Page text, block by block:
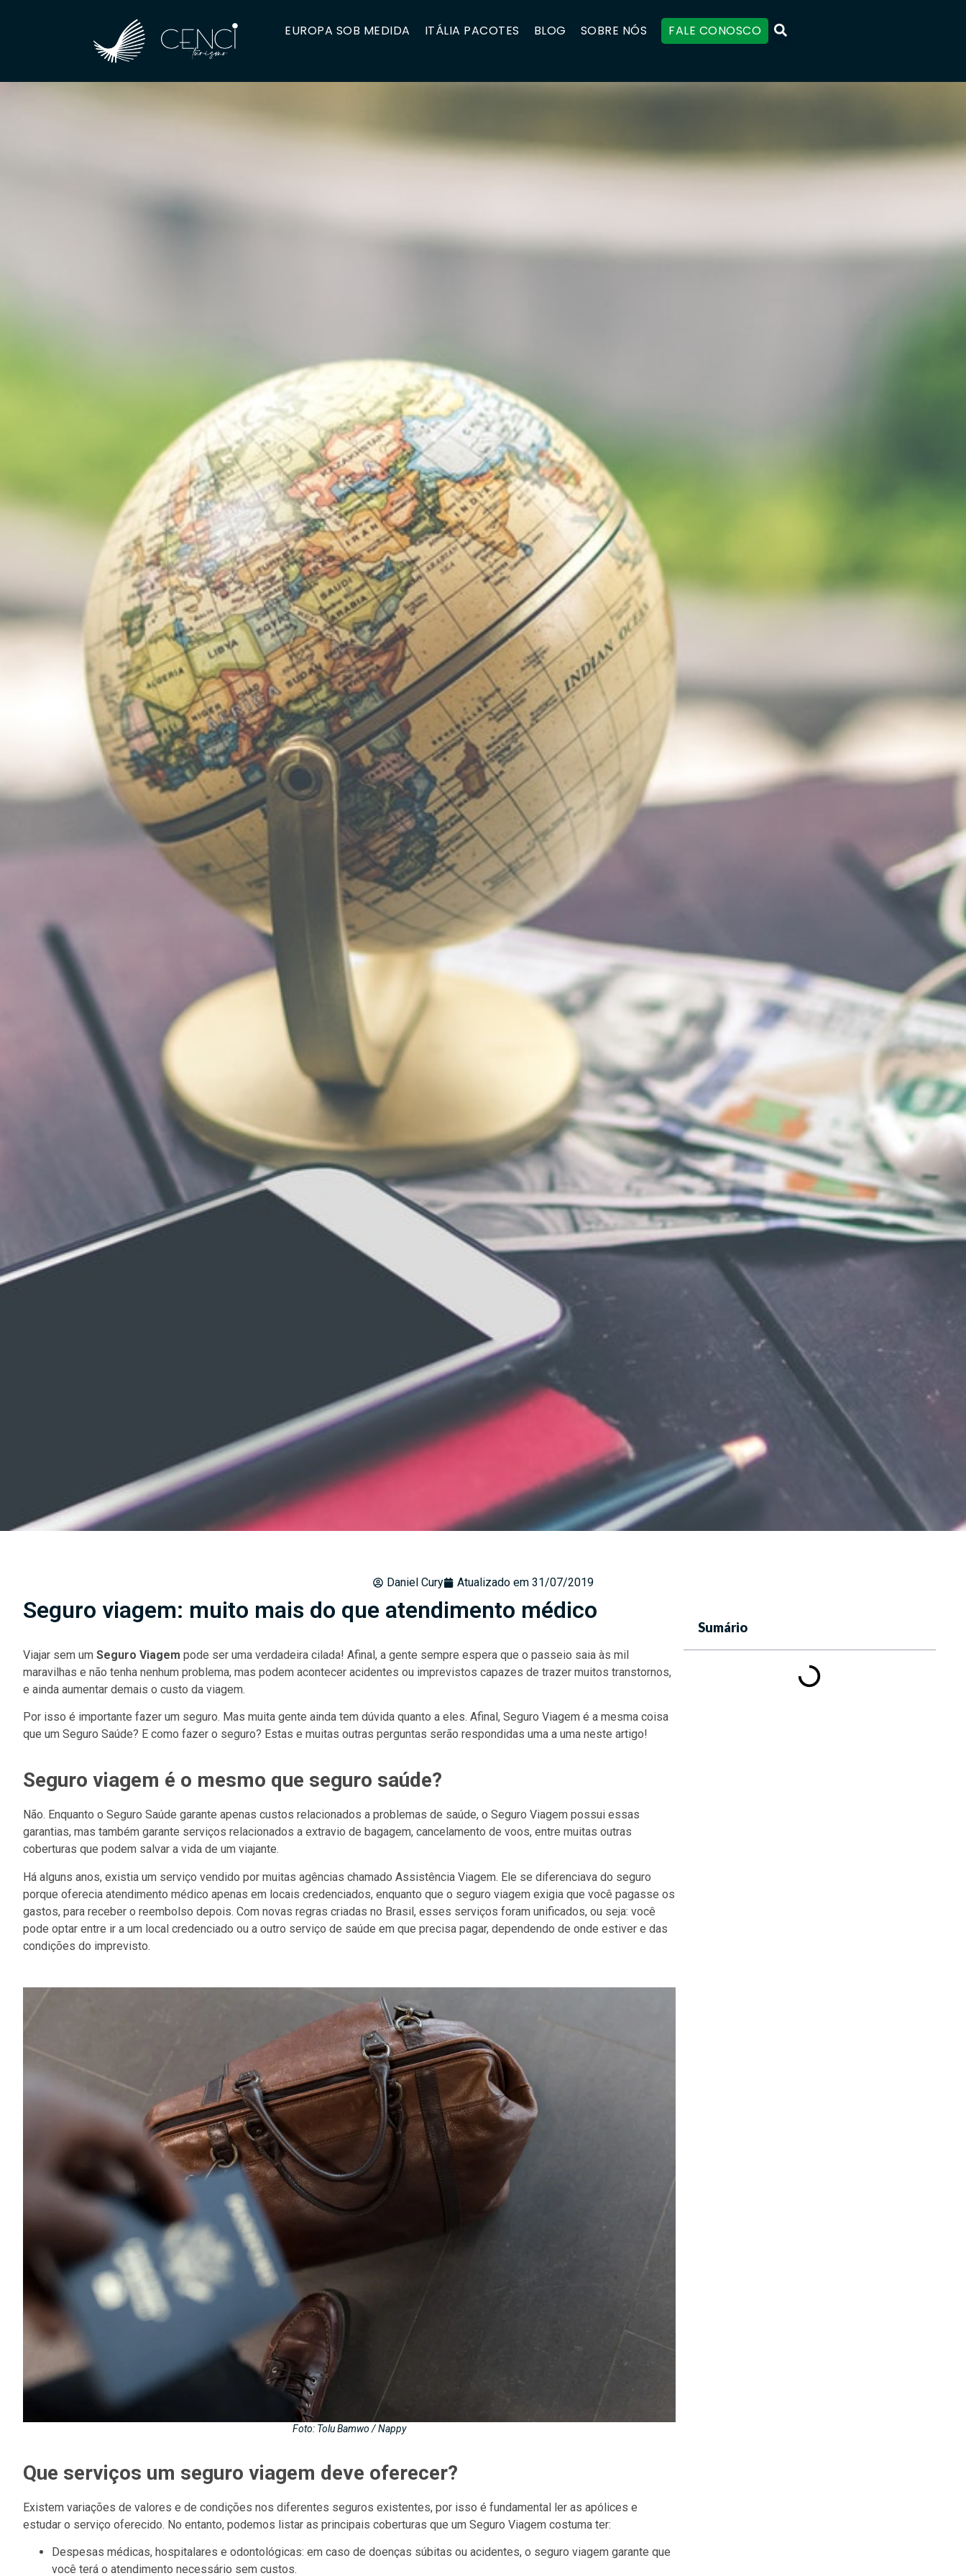
EUROPA SOB MEDIDA ITÁLIA PACOTES BLOG SOBRE NÓS FALE CONOSCO
Daniel Cury Atualizado em 31/07/2019
Seguro viagem: muito mais do que atendimento médico
Viajar sem um Seguro Viagem pode ser uma verdadeira cilada! Afinal, a gente sempre espera que o passeio saia às mil
maravilhas e não tenha nenhum problema, mas podem acontecer acidentes ou imprevistos capazes de trazer muitos transtornos,
e ainda aumentar demais o custo da viagem.
Por isso é importante fazer um seguro. Mas muita gente ainda tem dúvida quanto a eles. Afinal, Seguro Viagem é a mesma coisa
que um Seguro Saúde? E como fazer o seguro? Estas e muitas outras perguntas serão respondidas uma a uma neste artigo!
Seguro viagem é o mesmo que seguro saúde?
Não. Enquanto o Seguro Saúde garante apenas custos relacionados a problemas de saúde, o Seguro Viagem possui essas
garantias, mas também garante serviços relacionados a extravio de bagagem, cancelamento de voos, entre muitas outras
coberturas que podem salvar a vida de um viajante.
Há alguns anos, existia um serviço vendido por muitas agências chamado Assistência Viagem. Ele se diferenciava do seguro
porque oferecia atendimento médico apenas em locais credenciados, enquanto que o seguro viagem exigia que você pagasse os
gastos, para receber o reembolso depois. Com novas regras criadas no Brasil, esses serviços foram unificados, ou seja: você
pode optar entre ir a um local credenciado ou a outro serviço de saúde em que precisa pagar, dependendo de onde estiver e das
condições do imprevisto.
Foto: Tolu Bamwo / Nappy
Que serviços um seguro viagem deve oferecer?
Existem variações de valores e de condições nos diferentes seguros existentes, por isso é fundamental ler as apólices e
estudar o serviço oferecido. No entanto, podemos listar as principais coberturas que um Seguro Viagem costuma ter:
Despesas médicas, hospitalares e odontológicas: em caso de doenças súbitas ou acidentes, o seguro viagem garante que
você terá o atendimento necessário sem custos.
Sumário